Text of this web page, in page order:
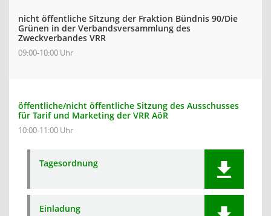
nicht öffentliche Sitzung der Fraktion Bündnis 90/Die
Grünen in der Verbandsversammlung des
Zweckverbandes VRR
09:00-10:00 Uhr
öffentliche/nicht öffentliche Sitzung des Ausschusses
für Tarif und Marketing der VRR AöR
10:00-11:00 Uhr
Tagesordnung
Einladung